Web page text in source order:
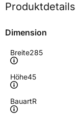
Produktdetails
Dimension
Breite285
Höhe45
BauartR